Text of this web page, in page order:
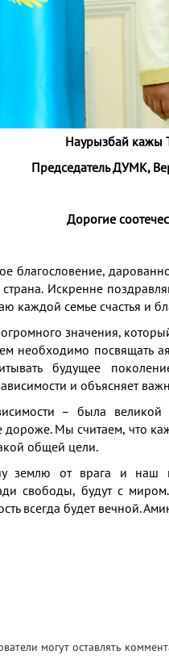
Наурызбай кажы
Председатель ДУМК,
Дорогие
благословение,
страна. Искренне
каждой семье счастья и
значения,
необходимо посвящать
будущее
и объясняет
– была
дороже. Мы считаем, что
общей цели.
землю от врага и
свободы, будут с
всегда будет вечной.
могут оставлять